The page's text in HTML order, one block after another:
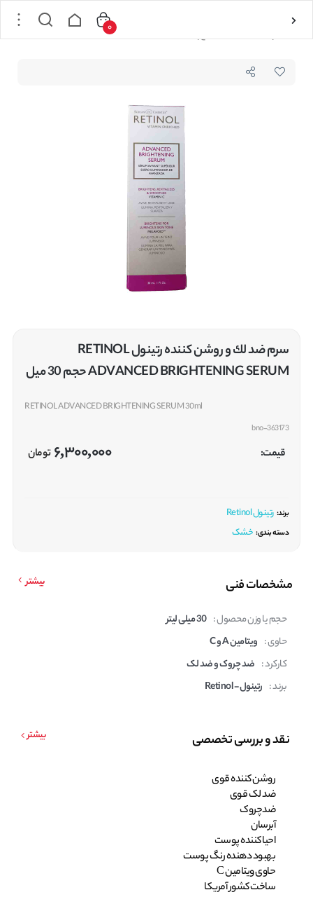
سرم ضد لك و روشن کننده رتينول RETINOL ADVANCED BRIGHTENING SERUM حجم 30 میل
0
سرم ضد لك و روشن کننده رتينول RETINOL
ADVANCED BRIGHTENING SERUM حجم 30 میل
RETINOL ADVANCED BRIGHTENING SERUM 30ml
bno-363173
قیمت: 6,300,000 تومان
برند: رتینول Retinol
دسته بندی: خشک
مشخصات فنی بیشتر
حجم یا وزن محصول : 30 میلی لیتر
حاوی : ویتامین A و C
کارکرد : ضد چروک و ضد لک
برند : رتینول - Retinol
نقد و بررسی تخصصی بیشتر
روشن کننده قوی
ضد لک قوی
ضدچروک
آبرسان
احیا کننده پوست
بهبود دهنده رنگ پوست
حاوی ویتامین C
ساخت کشور آمریکا